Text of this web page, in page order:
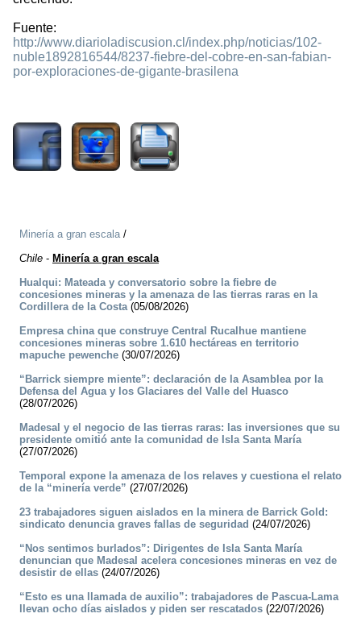
Fuente:
http://www.diarioladiscusion.cl/index.php/noticias/102-
nuble1892816544/8237-fiebre-del-cobre-en-san-fabian-
por-exploraciones-de-gigante-brasilena
Minería a gran escala/
Chile - Minería a gran escala
Hualqui: Mateada y conversatorio sobre la fiebre de
concesiones mineras y la amenaza de las tierras raras en la
Cordillera de la Costa(05/08/2026)
Empresa china que construye Central Rucalhue mantiene
concesiones mineras sobre 1.610 hectáreas en territorio
mapuche pewenche (30/07/2026)
“Barrick siempre miente”: declaración de la Asamblea por la
Defensa del Agua y los Glaciares del Valle del Huasco
(28/07/2026)
Madesal y el negocio de las tierras raras: las inversiones que su
presidente omitió ante la comunidad de Isla Santa María
(27/07/2026)
Temporal expone la amenaza de los relaves y cuestiona el relato
de la “minería verde” (27/07/2026)
23 trabajadores siguen aislados en la minera de Barrick Gold:
sindicato denuncia graves fallas de seguridad (24/07/2026)
“Nos sentimos burlados”: Dirigentes de Isla Santa María
denuncian que Madesal acelera concesiones mineras en vez de
desistir de ellas (24/07/2026)
“Esto es una llamada de auxilio”: trabajadores de Pascua-Lama
llevan ocho días aislados y piden ser rescatados (22/07/2026)